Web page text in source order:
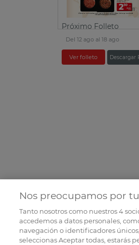
Próximo Folleto
Del 12 ago al 18 ago
Ver folleto Descargar
Nos preocupamos por
Tanto nosotros como nuestros4
accedemos a datos personales,
navegación o identificadores
seleccionas Aceptar todas, estarás